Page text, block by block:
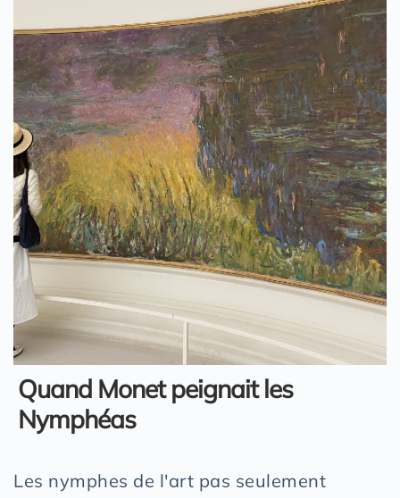
Quand Monet peignait les
Nymphéas
Les nymphes de l'art pas seulement